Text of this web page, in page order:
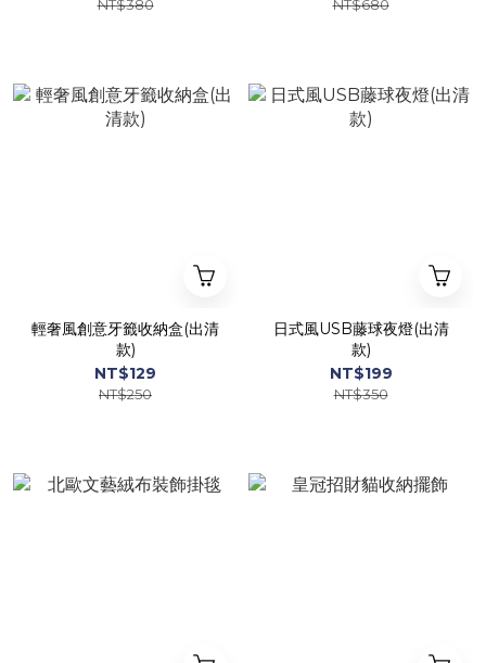
NT$380 NT$680
輕奢風創意牙籤收納盒(出清
款)
NT$129
NT$250
日式風USB藤球夜燈(出清
款)
NT$199
NT$350